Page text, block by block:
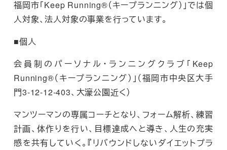
福岡市「Keep Running®（キープランニング）」では個
人対象、法人対象の事業を行っています。
■個人
会員制のパーソナル・ランニングクラブ「Keep
Running®（キープランニング）」（福岡市中央区大手
門3-12-12-403、大濠公園近く）
マンツーマンの専属コーチとなり、フォーム解析、練習
計画、体作りを行い、目標達成へと導き、人生の充実
感を共有していく。『リバウンドしないダイエットプラ